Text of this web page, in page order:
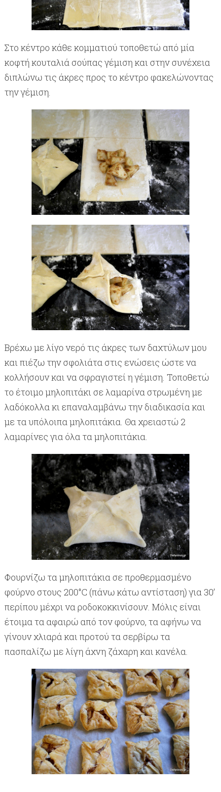
Στο κέντρο κάθε κομματιού τοποθετώ από μία
κοφτή κουταλιά σούπας γέμιση και στην συνέχεια
διπλώνω τις άκρες προς το κέντρο φακελώνοντας
την γέμιση.
Βρέχω με λίγο νερό τις άκρες των δαχτύλων μου
και πιέζω την σφολιάτα στις ενώσεις ώστε να
κολλήσουν και να σφραγιστεί η γέμιση. Τοποθετώ
το έτοιμο μηλοπιτάκι σε λαμαρίνα στρωμένη με
λαδόκολλα κι επαναλαμβάνω την διαδικασία και
με τα υπόλοιπα μηλοπιτάκια. Θα χρειαστώ 2
λαμαρίνες για όλα τα μηλοπιτάκια.
Φουρνίζω τα μηλοπιτάκια σε προθερμασμένο
φούρνο στους 200°C (πάνω κάτω αντίσταση) για 30’
περίπου μέχρι να ροδοκοκκινίσουν. Μόλις είναι
έτοιμα τα αφαιρώ από τον φούρνο, τα αφήνω να
γίνουν χλιαρά και προτού τα σερβίρω τα
πασπαλίζω με λίγη άχνη ζάχαρη και κανέλα.